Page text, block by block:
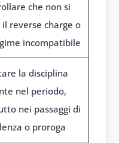
che non si
reverse charge o
incompatibile
la disciplina
nel periodo,
nei passaggi di
o proroga